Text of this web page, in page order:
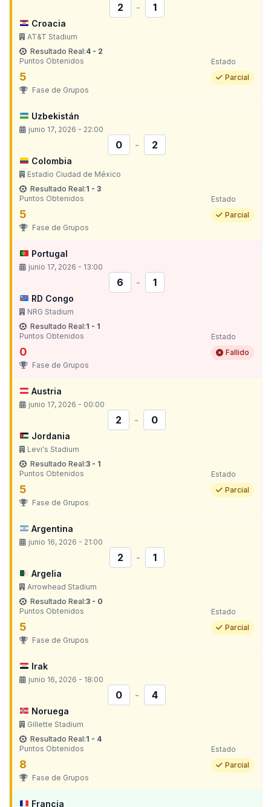
2 - 1
Croacia
AT&T Stadium
Resultado Real:4 - 2
Puntos Obtenidos
5
Estado
Parcial
Fase de Grupos
Uzbekistán
junio 17, 2026 - 22:00
0 - 2
Colombia
Estadio Ciudad de México
Resultado Real:1 - 3
Puntos Obtenidos
5
Estado
Parcial
Fase de Grupos
Portugal
junio 17, 2026 - 13:00
6 - 1
RD Congo
NRG Stadium
Resultado Real:1 - 1
Puntos Obtenidos
0
Estado
Fallido
Fase de Grupos
Austria
junio 17, 2026 - 00:00
2 - 0
Jordania
Levi's Stadium
Resultado Real:3 - 1
Puntos Obtenidos
5
Estado
Parcial
Fase de Grupos
Argentina
junio 16, 2026 - 21:00
2 - 1
Argelia
Arrowhead Stadium
Resultado Real:3 - 0
Puntos Obtenidos
5
Estado
Parcial
Fase de Grupos
Irak
junio 16, 2026 - 18:00
0 - 4
Noruega
Gillette Stadium
Resultado Real:1 - 4
Puntos Obtenidos
8
Estado
Parcial
Fase de Grupos
Francia